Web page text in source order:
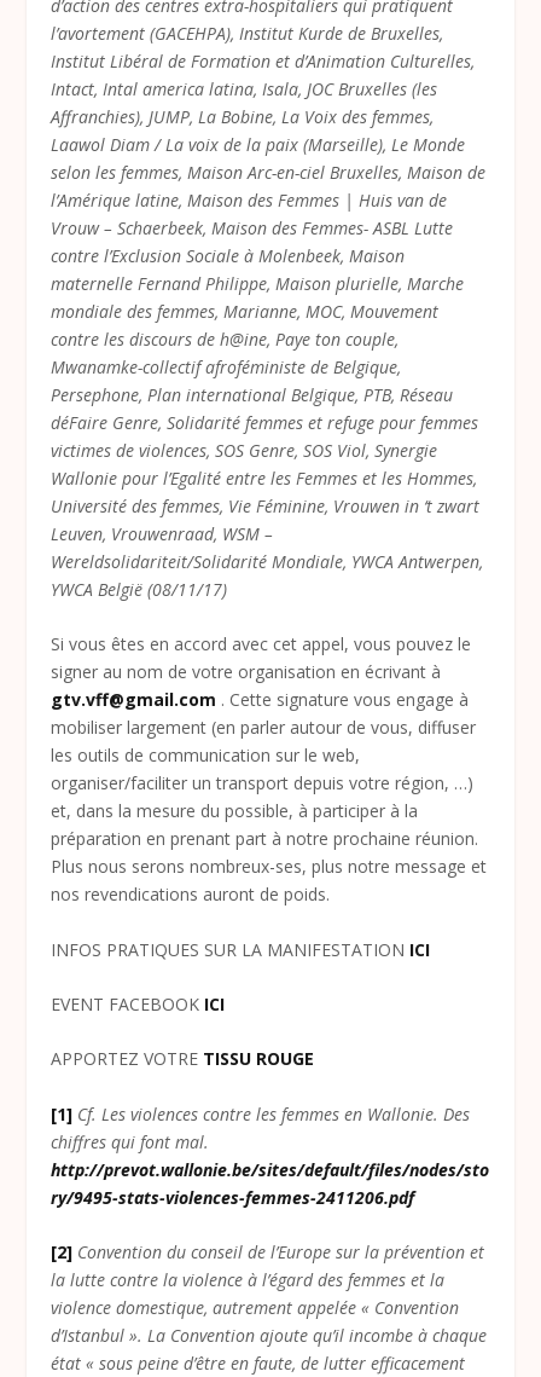
d’action des centres extra-hospitaliers qui pratiquent
l’avortement (GACEHPA), Institut Kurde de Bruxelles,
Institut Libéral de Formation et d’Animation Culturelles,
Intact, Intal america latina, Isala, JOC Bruxelles (les
Affranchies), JUMP, La Bobine, La Voix des femmes,
Laawol Diam / La voix de la paix (Marseille), Le Monde
selon les femmes, Maison Arc-en-ciel Bruxelles, Maison de
l’Amérique latine, Maison des Femmes | Huis van de
Vrouw – Schaerbeek, Maison des Femmes- ASBL Lutte
contre l’Exclusion Sociale à Molenbeek, Maison
maternelle Fernand Philippe, Maison plurielle, Marche
mondiale des femmes, Marianne, MOC, Mouvement
contre les discours de h@ine, Paye ton couple,
Mwanamke-collectif afroféministe de Belgique,
Persephone, Plan international Belgique, PTB, Réseau
déFaire Genre, Solidarité femmes et refuge pour femmes
victimes de violences, SOS Genre, SOS Viol, Synergie
Wallonie pour l’Egalité entre les Femmes et les Hommes,
Université des femmes, Vie Féminine, Vrouwen in ‘t zwart
Leuven, Vrouwenraad, WSM –
Wereldsolidariteit/Solidarité Mondiale, YWCA Antwerpen,
YWCA België (08/11/17)
Si vous êtes en accord avec cet appel, vous pouvez le
signer au nom de votre organisation en écrivant à
gtv.vff@gmail.com . Cette signature vous engage à
mobiliser largement (en parler autour de vous, diffuser
les outils de communication sur le web,
organiser/faciliter un transport depuis votre région, …)
et, dans la mesure du possible, à participer à la
préparation en prenant part à notre prochaine réunion.
Plus nous serons nombreux-ses, plus notre message et
nos revendications auront de poids.
INFOS PRATIQUES SUR LA MANIFESTATION ICI
EVENT FACEBOOK ICI
APPORTEZ VOTRE TISSU ROUGE
[1] Cf. Les violences contre les femmes en Wallonie. Des
chiffres qui font mal.
http://prevot.wallonie.be/sites/default/files/nodes/sto
ry/9495-stats-violences-femmes-2411206.pdf
[2] Convention du conseil de l’Europe sur la prévention et
la lutte contre la violence à l’égard des femmes et la
violence domestique, autrement appelée « Convention
d’Istanbul ». La Convention ajoute qu’il incombe à chaque
état « sous peine d’être en faute, de lutter efficacement